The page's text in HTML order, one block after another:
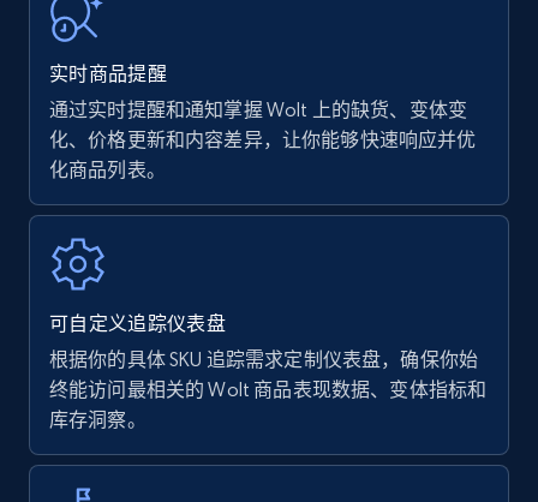
URL, Product name, Product rating, Product
rating object, Product rating max, Rating,
Author name, Asin, and more.
7.4K+ 870+ 立即开始
Walmart - products
Specifications, Image urls, Top reviews, and
more.
5.6K+
实时商品提醒
通过实时提醒和通知掌握 Wolt 上的缺货、变体变
化、价格更新和内容差异，让你能够快速响应并优
化商品列表。
可自定义追踪仪表盘
根据你的具体 SKU 追踪需求定制仪表盘，确保你始
终能访问最相关的 Wolt 商品表现数据、变体指标和
库存洞察。